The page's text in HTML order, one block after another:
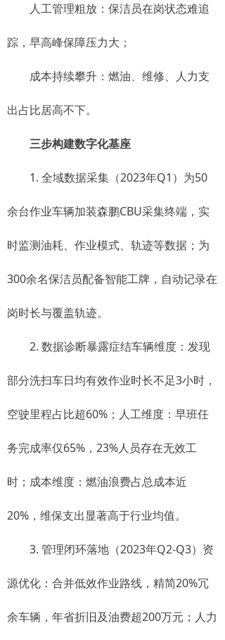
人工管理粗放：保洁员在岗状态难追
踪，早高峰保障压力大；
成本持续攀升：燃油、维修、人力支
出占比居高不下。
三步构建数字化基座
1. 全域数据采集（2023年Q1）为50
余台作业车辆加装森鹏CBU采集终端，实
时监测油耗、作业模式、轨迹等数据；为
300余名保洁员配备智能工牌，自动记录在
岗时长与覆盖轨迹。
2. 数据诊断暴露症结车辆维度：发现
部分洗扫车日均有效作业时长不足3小时，
空驶里程占比超60%；人工维度：早班任
务完成率仅65%，23%人员存在无效工
时；成本维度：燃油浪费占总成本近
20%，维保支出显著高于行业均值。
3. 管理闭环落地（2023年Q2-Q3）资
源优化：合并低效作业路线，精简20%冗
余车辆，年省折旧及油费超200万元；人力